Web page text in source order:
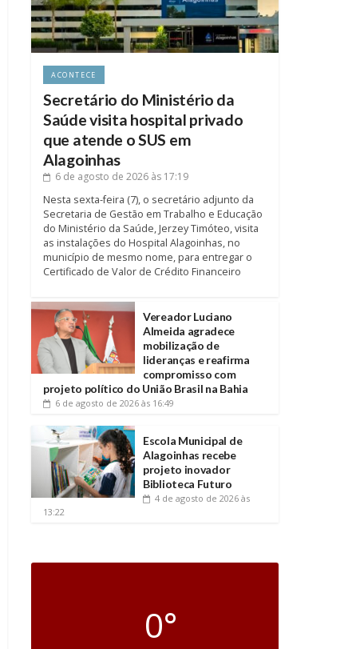
ACONTECE
Secretário do Ministério da
Saúde visita hospital privado
que atende o SUS em
Alagoinhas
6 de agosto de 2026 às 17:19
Nesta sexta-feira (7), o secretário adjunto da
Secretaria de Gestão em Trabalho e Educação
do Ministério da Saúde, Jerzey Timóteo, visita
as instalações do Hospital Alagoinhas, no
município de mesmo nome, para entregar o
Certificado de Valor de Crédito Financeiro
Vereador Luciano
Almeida agradece
mobilização de
lideranças e reafirma
compromisso com
projeto político do União Brasil na Bahia
6 de agosto de 2026 às 16:49
Escola Municipal de
Alagoinhas recebe
projeto inovador
Biblioteca Futuro
4 de agosto de 2026 às
13:22
0°